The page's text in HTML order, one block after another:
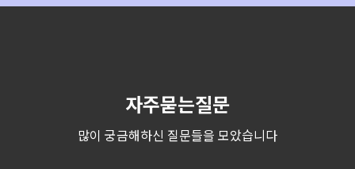
자주묻는질문
많이 궁금해하신 질문들을 모았습니다